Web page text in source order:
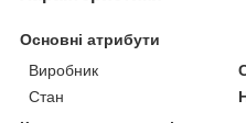
Основні атрибути
Виробник
Стан